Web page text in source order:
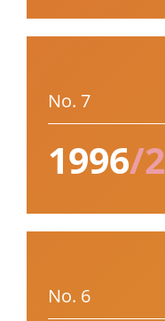
No. 7
1996/2
No. 6